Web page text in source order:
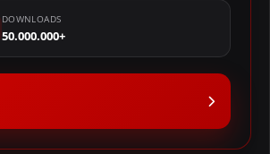
DOWNLOADS
50.000.000+